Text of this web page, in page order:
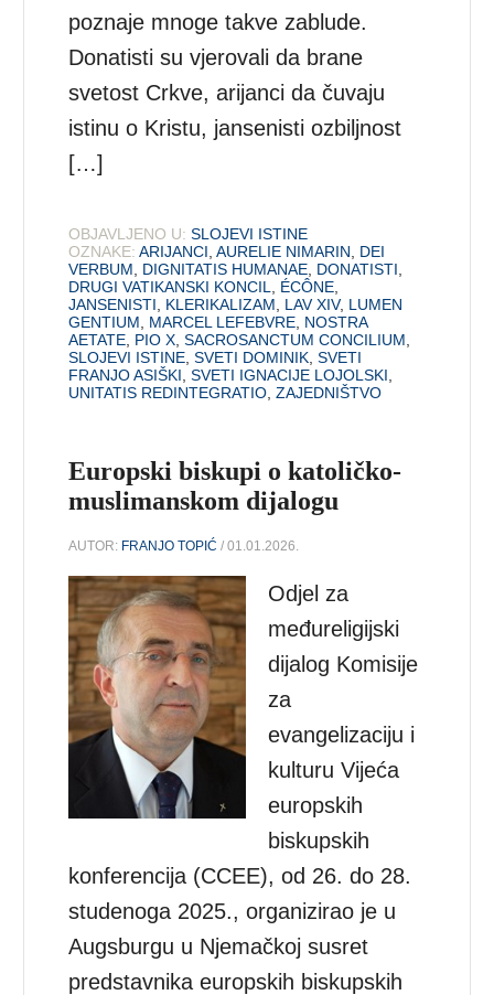
poznaje mnoge takve zablude.
Donatisti su vjerovali da brane
svetost Crkve, arijanci da čuvaju
istinu o Kristu, jansenisti ozbiljnost
[…]
OBJAVLJENO U: SLOJEVI ISTINE
OZNAKE: ARIJANCI ,AURELIE NIMARIN
DEI
VERBUM
DIGNITATIS HUMANAE DONATISTI
DRUGI VATIKANSKI KONCIL
ÉCÔNE
JANSENISTI
KLERIKALIZAM LAV XIV, LUMEN
GENTIUM
MARCEL LEFEBVRE NOSTRA
AETATE PIO X ,SACROSANCTUM CONCILIUM
SLOJEVI ISTINE ,SVETI DOMINIK ,SVETI
FRANJO ASIŠKI ,SVETI IGNACIJE LOJOLSKI
UNITATIS REDINTEGRATIO ,ZAJEDNIŠTVO
Europski biskupi o katoličko-
muslimanskom dijalogu
AUTOR: FRANJO TOPIĆ / 01.01.2026.
Odjel za
međureligijski
dijalog Komisije
za
evangelizaciju i
kulturu Vijeća
europskih
biskupskih
konferencija (CCEE), od 26. do 28.
studenoga 2025., organizirao je u
Augsburgu u Njemačkoj susret
predstavnika europskih biskupskih